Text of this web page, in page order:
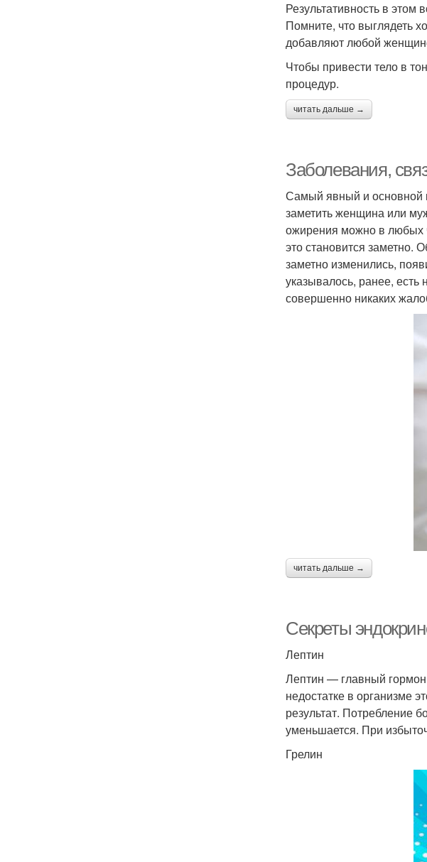
Результативность в
Помните, что выглядеть
добавляют любой
Чтобы привести тело в
процедур.
читать дальше →
Заболевания,
Самый явный и основной
заметить женщина или
ожирения можно в любых
это становится
заметно изменились,
указывалось, ранее, есть
совершенно никаких
читать дальше →
Секреты
Лептин
Лептин — главный
недостатке в организме
результат. Потребление
уменьшается. При
Грелин